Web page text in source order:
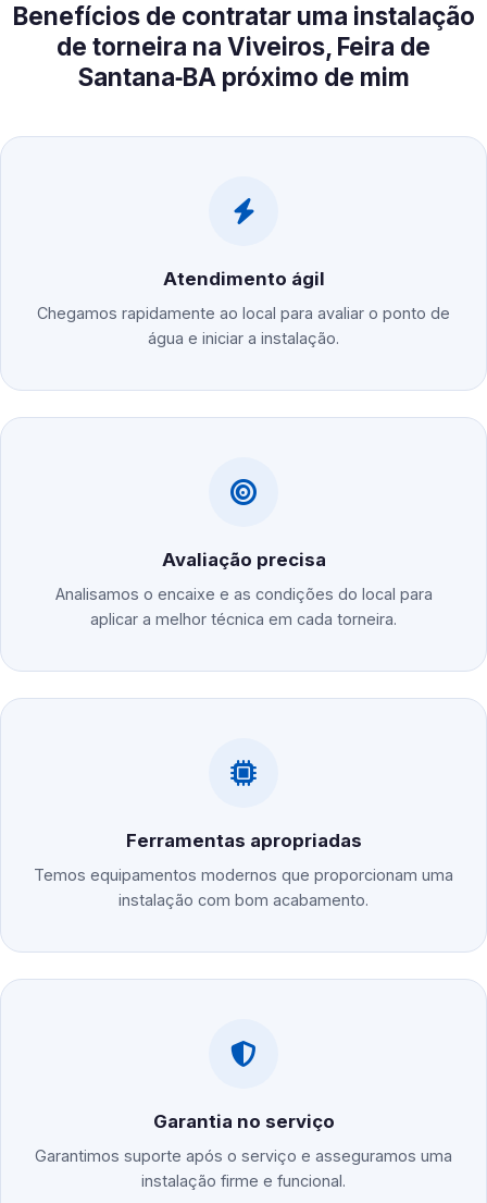
Benefícios de contratar uma instalação
de torneira na Viveiros, Feira de
Santana‑BA próximo de mim
Atendimento ágil
Chegamos rapidamente ao local para avaliar o ponto de
água e iniciar a instalação.
Avaliação precisa
Analisamos o encaixe e as condições do local para
aplicar a melhor técnica em cada torneira.
Ferramentas apropriadas
Temos equipamentos modernos que proporcionam uma
instalação com bom acabamento.
Garantia no serviço
Garantimos suporte após o serviço e asseguramos uma
instalação firme e funcional.